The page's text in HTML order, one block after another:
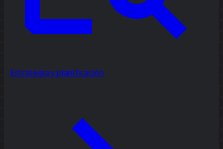
Estrategia y planificación